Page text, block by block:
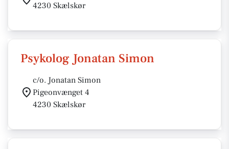
4230 Skælskør
Psykolog Jonatan Simon
c/o. Jonatan Simon
Pigeonvænget 4
4230 Skælskør